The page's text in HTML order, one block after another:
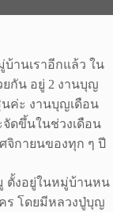
านเราอีกแล้ว ใน
กัน อยู่ 2 งานบุญ
ค่ะ งานบุญเดือน
ดขึ้นในช่วงเดือน
กายนของทุก ๆ ปี
ตั้งอยู่ในหมู่บ้านหน
ร โดยมีหลวงปู่บุญ